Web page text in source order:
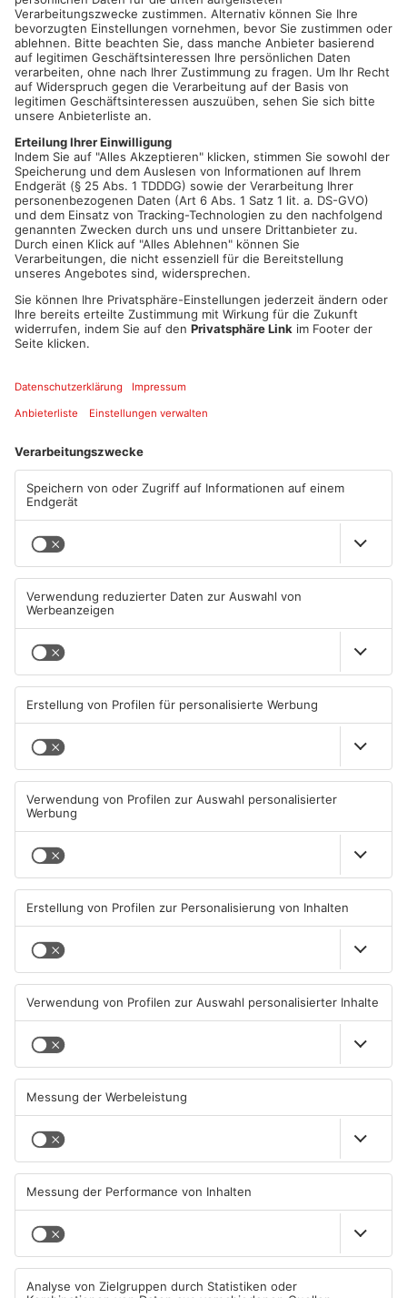
Stars wie Thomas Gottschalk, Günther Jauch und
Schlagergrößen wie Jürgen Drews und Marianne Rosenberg
zählten zu den Besuchern. Besonders beliebt waren die
aufwendig inszenierten Events: Bei der legendären Beachparty
wurden acht Tonnen Sand in den Club geschüttet. Besucher
kamen in Badehose und Bikini, ausgestattet mit
Wasserpistolen, und feierten ausgelassen. Doch auch Horror-
Innereien machten das Aladdins unvergesslich. „Damals hat
noch niemand an Halloween gedacht. Wir waren unserer Zeit
einfach voraus.“ Nach über einem Jahrzehnt endete die Ära
des Aladdins. Der Grund: Ein verändertes Freizeitverhalten und
die Konkurrenz der Szene. „Die Leute hatten keinen Grund
mehr, extra nach Aschaffenburg zu kommen. Es war einfach
nicht mehr das Gleiche“, resümiert Siebert. Doch die
Erinnerungen an wilde Nächte und unvergessliche Events
bleiben - und machen das Aladdins zu einem Stück regionaler
Clubgeschichte.
In den 90er Jahren wurde der Kahlgrund zum Partyzentrum am
Untermain. Mitten in Schöllkrippen eröffnete 1990 das
Brauhaus Barbarossa. Hier hat man sich dann mit guten
Freunden getroffen, ein paar Bierchen getrunken und dann ging
es einmal durch die Wirtschaft durch in den hinteren Bereich.
Dort wartete das große Tanz-Café „Boogie Woogie“ auf die
Gäste - mit teilweise über 1.000 Menschen auf der Tanzfläche
an den Wochenenden. Darunter häufig auch hoher Besuch:
Neben bekannten Fußball-Gesichtern waren auch Sänger-
Legenden wie Jürgen Drews und Falco im Nachtclub mitten im
Kahlgrund Party machen. „Die Gäste sind auch aus Hanau und
aus Offenbach hierher angereist“, erzählt Regina Pabst. Sie hat
damals gemeinsam mit ihrem Mann und ihrem Bruder das
Boogie Woogie eröffnet. In den neun Jahren gab es dort auch
viele Highlights: Bettfedern-Partys, Schaumpartys, die Wahl der
Miss Unterfranken und spektakuläre Faschingspartys. „Die
waren immer sensationell. Da sind fast alle Leute verkleidet
gekommen und die Leute standen bis die Treppe runter an“,
erinnert sich Regina. Die heute 72-Jährige denkt gerne an die
hierher nach Schöllkrippen gebracht!“ Nach dem Boogie
Woogie wurde noch eine Zeit lang weiter gefeiert: Im Jahr
2000 öffnete für anderthalb Jahre in den Räumlichkeiten das
2305“ gefeiert.